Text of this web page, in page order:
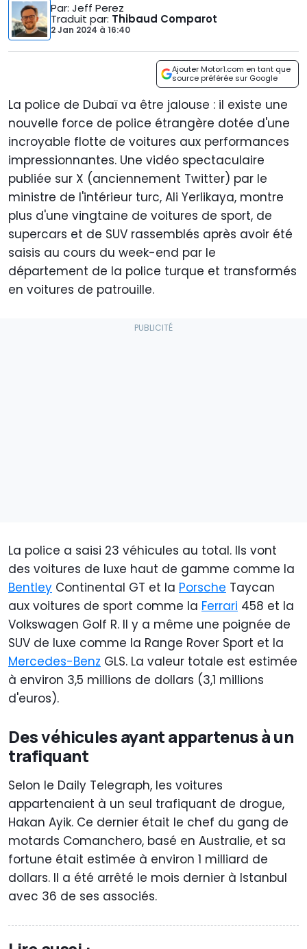
Par: Jeff Perez
Traduit par: Thibaud Comparot
2 Jan 2024 à 16:40
Ajouter Motor1.com en tant que
source préférée sur Google
La police de Dubaï va être jalouse : il existe une
nouvelle force de police étrangère dotée d'une
incroyable flotte de voitures aux performances
impressionnantes. Une vidéo spectaculaire
publiée sur X (anciennement Twitter) par le
ministre de l'intérieur turc, Ali Yerlikaya, montre
plus d'une vingtaine de voitures de sport, de
supercars et de SUV rassemblés après avoir été
saisis au cours du week-end par le
département de la police turque et transformés
en voitures de patrouille.
La police a saisi 23 véhicules au total. Ils vont
des voitures de luxe haut de gamme comme la
Bentley Continental GT et la Porsche Taycan
aux voitures de sport comme la Ferrari 458 et la
Volkswagen Golf R. Il y a même une poignée de
SUV de luxe comme la Range Rover Sport et la
Mercedes-Benz GLS. La valeur totale est estimée
à environ 3,5 millions de dollars (3,1 millions
d'euros).
Des véhicules ayant appartenus à un
trafiquant
Selon le Daily Telegraph, les voitures
appartenaient à un seul trafiquant de drogue,
Hakan Ayik. Ce dernier était le chef du gang de
motards Comanchero, basé en Australie, et sa
fortune était estimée à environ 1 milliard de
dollars. Il a été arrêté le mois dernier à Istanbul
avec 36 de ses associés.